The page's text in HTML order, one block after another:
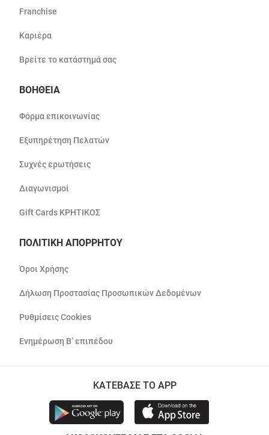
Franchise
Καριέρα
Βρείτε το κατάστημά σας
ΒΟΗΘΕΙΑ
Φόρμα επικοινωνίας
Εξυπηρέτηση Πελατών
Συχνές ερωτήσεις
Διαγωνισμοί
Gift Cards ΚΡΗΤΙΚΟΣ
ΠΟΛΙΤΙΚΗ ΑΠΟΡΡΗΤΟΥ
Όροι Χρήσης
Δήλωση Προστασίας Προσωπικών Δεδομένων
Ρυθμίσεις Cookies
Ενημέρωση Β’ επιπέδου
ΚΑΤΕΒΑΣΕ ΤΟ APP